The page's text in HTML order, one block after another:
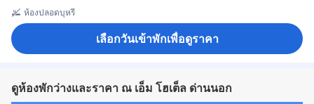
ห้องปลอดบุหรี่
เลือกวันเข้าพักเพื่อดูราคา
ดูห้องพักว่างและราคา ณ เอ็ม โฮเต็ล ด่านนอก